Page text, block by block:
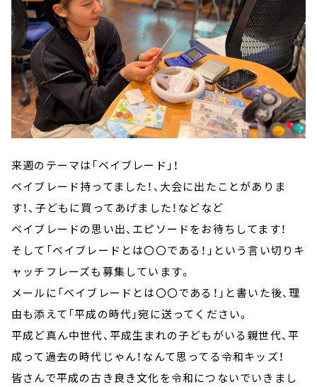
来週のテーマは「ベイブレード」！
ベイブレード持ってました！、大会に出たことがありま
す！、子どもに買ってあげました！などなど
ベイブレードの思い出、エピソードをお待ちしてます！
そして「ベイブレードとは〇〇である！」という言い切りキ
ャッチフレーズも募集しています。
メールに「ベイブレードとは〇〇である！」と書いた後、理
由も添えて「平成の時代」宛に送ってください。
平成ど真ん中世代、平成生まれの子どもがいる親世代、平
成って過去の時代じゃん！なんて思ってる令和キッズ！
皆さんで平成の古き良き文化を令和につないでいきまし